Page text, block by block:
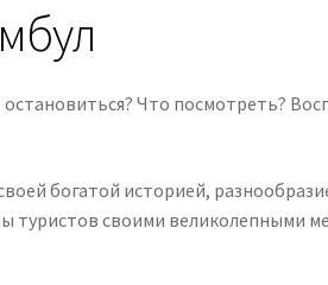
Что посмотреть?
богатой историей,
туристов своими великолепными